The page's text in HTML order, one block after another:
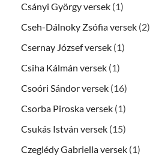
Csányi György versek (1)
Cseh-Dálnoky Zsófia versek (2)
Csernay József versek (1)
Csiha Kálmán versek (1)
Csoóri Sándor versek (16)
Csorba Piroska versek (1)
Csukás István versek (15)
Czeglédy Gabriella versek (1)